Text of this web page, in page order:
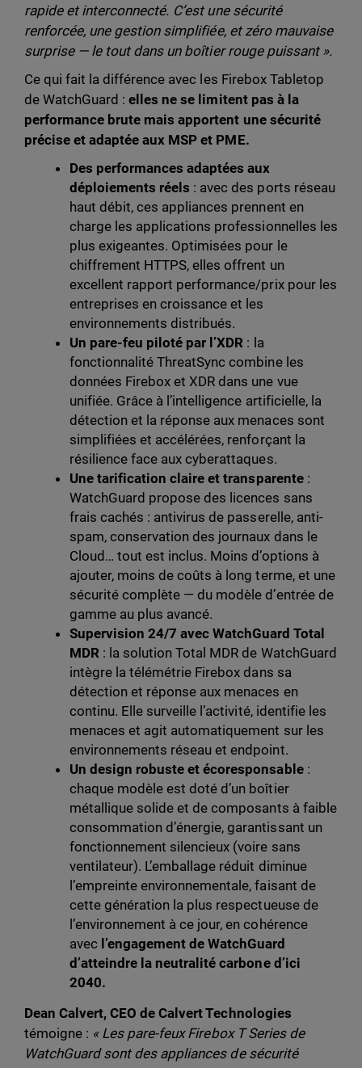
rapide et interconnecté. C’est une sécurité
renforcée, une gestion simplifiée, et zéro mauvaise
surprise — le tout dans un boîtier rouge puissant ».
Ce qui fait la différence avec les Firebox Tabletop
de WatchGuard :elles ne se limitent pas à la
performance brute mais apportent une sécurité
précise et adaptée aux MSP et PME.
Des performances adaptées aux
déploiements réels : avec des ports réseau
haut débit, ces appliances prennent en
charge les applications professionnelles les
plus exigeantes. Optimisées pour le
chiffrement HTTPS, elles offrent un
excellent rapport performance/prix pour les
entreprises en croissance et les
environnements distribués.
Un pare-feu piloté par l’XDR : la
fonctionnalité ThreatSync combine les
données Firebox et XDR dans une vue
unifiée. Grâce à l’intelligence artificielle, la
détection et la réponse aux menaces sont
simplifiées et accélérées, renforçant la
résilience face aux cyberattaques.
Une tarification claire et transparente :
WatchGuard propose des licences sans
frais cachés : antivirus de passerelle, anti-
spam, conservation des journaux dans le
Cloud… tout est inclus. Moins d’options à
ajouter, moins de coûts à long terme, et une
sécurité complète — du modèle d’entrée de
gamme au plus avancé.
Supervision 24/7 avec WatchGuard Total
MDR : la solution Total MDR de WatchGuard
intègre la télémétrie Firebox dans sa
détection et réponse aux menaces en
continu. Elle surveille l’activité, identifie les
menaces et agit automatiquement sur les
environnements réseau et endpoint.
Un design robuste et écoresponsable :
chaque modèle est doté d’un boîtier
métallique solide et de composants à faible
consommation d’énergie, garantissant un
fonctionnement silencieux (voire sans
ventilateur). L’emballage réduit diminue
l’empreinte environnementale, faisant de
cette génération la plus respectueuse de
l’environnement à ce jour, en cohérence
avec l’engagement de WatchGuard
d’atteindre la neutralité carbone d’ici
2040.
Dean Calvert, CEO de Calvert Technologies
témoigne : « Les pare-feux Firebox T Series de
WatchGuard sont des appliances de sécurité